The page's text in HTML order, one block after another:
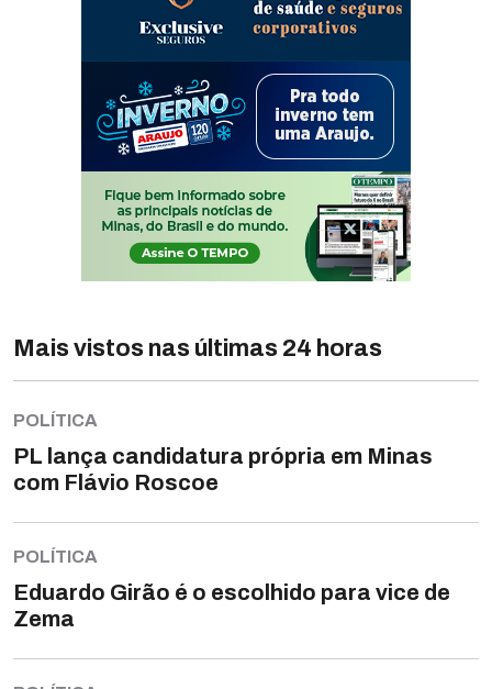
Mais vistos nas últimas 24 horas
POLÍTICA
PL lança candidatura própria em Minas
com Flávio Roscoe
POLÍTICA
Eduardo Girão é o escolhido para vice de
Zema